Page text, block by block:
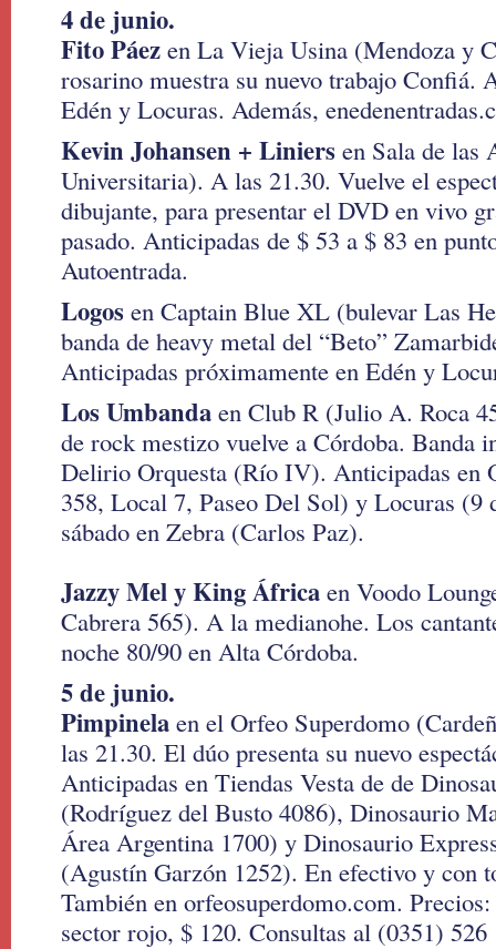
4 de junio.
Fito Páez en La Vieja Usina (Mendoza y
rosarino muestra su nuevo trabajo Confiá.
Edén y Locuras. Además,
Kevin Johansen + Liniers en Sala de las
Universitaria). A las 21.30. Vuelve el
dibujante, para presentar el DVD en vivo
pasado. Anticipadas de $ 53 a $ 83 en
Autoentrada.
Logos en Captain Blue XL (bulevar Las
banda de heavy metal del “Beto”
Anticipadas próximamente en Edén y
Los Umbanda en Club R (Julio A. Roca
de rock mestizo vuelve a Córdoba. Banda
Delirio Orquesta (Río IV). Anticipadas en
358, Local 7, Paseo Del Sol) y Locuras (9
sábado en Zebra (Carlos Paz).
Jazzy Mel y King África en Voodo
Cabrera 565). A la medianohe. Los
noche 80/90 en Alta Córdoba.
5 de junio.
Pimpinela en el Orfeo Superdomo
las 21.30. El dúo presenta su nuevo
Anticipadas en Tiendas Vesta de de
(Rodríguez del Busto 4086), Dinosaurio
Área Argentina 1700) y Dinosaurio
(Agustín Garzón 1252). En efectivo y con
También en orfeosuperdomo.com.
sector rojo, $ 120. Consultas al (0351) 526